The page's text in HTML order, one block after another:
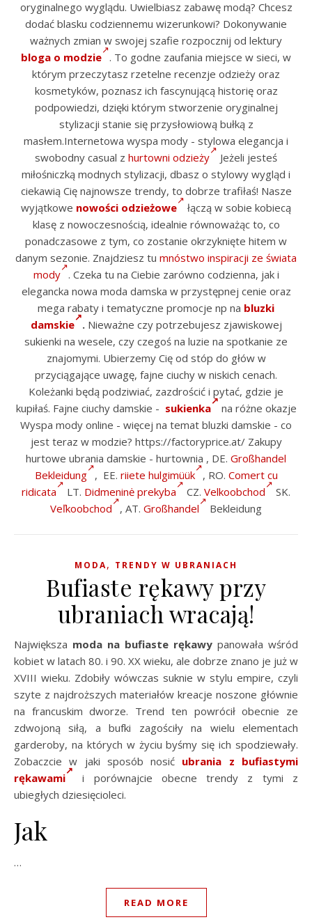
oryginalnego wyglądu. Uwielbiasz zabawę modą? Chcesz
dodać blasku codziennemu wizerunkowi? Dokonywanie
ważnych zmian w swojej szafie rozpocznij od lektury
bloga o modzie . To godne zaufania miejsce w sieci, w
którym przeczytasz rzetelne recenzje odzieży oraz
kosmetyków, poznasz ich fascynującą historię oraz
podpowiedzi, dzięki którym stworzenie oryginalnej
stylizacji stanie się przysłowiową bułką z
masłem.Internetowa wyspa mody - stylowa elegancja i
swobodny casual z hurtowni odzieży
Jeżeli jesteś
miłośniczką modnych stylizacji, dbasz o stylowy wygląd i
ciekawią Cię najnowsze trendy, to dobrze trafiłaś! Nasze
wyjątkowe nowości odzieżowe
łączą w sobie kobiecą
klasę z nowoczesnością, idealnie równoważąc to, co
ponadczasowe z tym, co zostanie okrzyknięte hitem w
danym sezonie. Znajdziesz tu mnóstwo inspiracji ze świata
mody . Czeka tu na Ciebie zarówno codzienna, jak i
elegancka nowa moda damska w przystępnej cenie oraz
mega rabaty i tematyczne promocje np na bluzki
damskie
.Nieważne czy potrzebujesz zjawiskowej
sukienki na wesele, czy czegoś na luzie na spotkanie ze
znajomymi. Ubierzemy Cię od stóp do głów w
przyciągające uwagę, fajne ciuchy w niskich cenach.
Koleżanki będą podziwiać, zazdrościć i pytać, gdzie je
kupiłaś. Fajne ciuchy damskie - sukienka
na różne okazje
Wyspa mody online - więcej na temat bluzki damskie - co
jest teraz w modzie? https://factoryprice.at/ Zakupy
hurtowe ubrania damskie - hurtownia , DE. Großhandel
Bekleidung
, EE. riiete hulgimüük , RO. Comert cu
ridicata
LT. Didmeninė prekyba CZ. Velkoobchod
SK.
Veľkoobchod
, AT. Großhandel Bekleidung
MODA, TRENDY W UBRANIACH
Bufiaste rękawy przy
ubraniach wracają!
Największa moda na bufiaste rękawy panowała wśród
kobiet w latach 80. i 90. XX wieku, ale dobrze znano je już w
XVIII wieku. Zdobiły wówczas suknie w stylu empire, czyli
szyte z najdroższych materiałów kreacje noszone głównie
na francuskim dworze. Trend ten powrócił obecnie ze
zdwojoną siłą, a bufki zagościły na wielu elementach
garderoby, na których w życiu byśmy się ich spodziewały.
Zobaczcie w jaki sposób nosić ubrania z bufiastymi
rękawami
i porównajcie obecne trendy z tymi z
ubiegłych dziesięcioleci.
Jak
…
READ MORE